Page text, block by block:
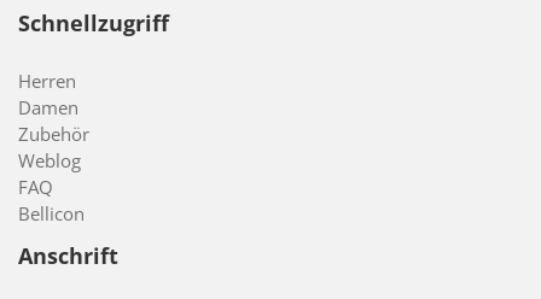
Schnellzugriff
Herren
Damen
Zubehör
Weblog
FAQ
Bellicon
Anschrift